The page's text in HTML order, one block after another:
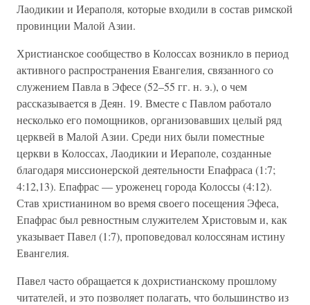
Лаодикии и Иераполя, которые входили в состав римской
провинции Малой Азии.
Христианское сообщество в Колоссах возникло в период
активного распространения Евангелия, связанного со
служением Павла в Эфесе (52–55 гг. н. э.), о чем
рассказывается в Деян. 19. Вместе с Павлом работало
несколько его помощников, организовавших целый ряд
церквей в Малой Азии. Среди них были поместные
церкви в Колоссах, Лаодикии и Иераполе, созданные
благодаря миссионерской деятельности Епафраса (1:7;
4:12,13). Епафрас — уроженец города Колоссы (4:12).
Став христианином во время своего посещения Эфеса,
Епафрас был ревностным служителем Христовым и, как
указывает Павел (1:7), проповедовал колоссянам истину
Евангелия.
Павел часто обращается к дохристианскому прошлому
читателей, и это позволяет полагать, что большинство из